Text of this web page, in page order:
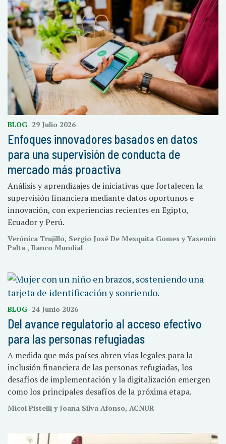
BLOG 29 Julio 2026
Enfoques innovadores basados en datos
para una supervisión de conducta de
mercado más proactiva
Análisis y aprendizajes de iniciativas que fortalecen la
supervisión financiera mediante datos oportunos e
innovación, con experiencias recientes en Egipto,
Ecuador y Perú.
Verónica Trujillo, Sergio José De Mesquita Gomes y Yasemin
Palta , Banco Mundial
BLOG 24 Junio 2026
Del avance regulatorio al acceso efectivo
para las personas refugiadas
A medida que más países abren vías legales para la
inclusión financiera de las personas refugiadas, los
desafíos de implementación y la digitalización emergen
como los principales desafíos de la próxima etapa.
Micol Pistelli y Joana Silva Afonso, ACNUR